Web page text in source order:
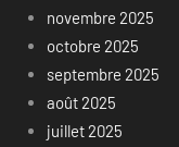
novembre 2025
octobre 2025
septembre 2025
août 2025
juillet 2025